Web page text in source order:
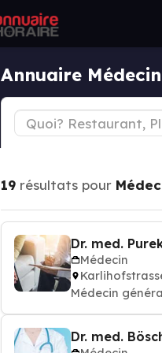
Annuaire
19 résultats pour
Dr. med.
Médecin
Médecin
Dr. med.